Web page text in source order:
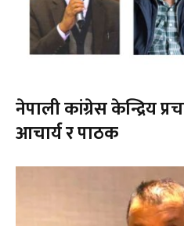
नेपाली कांग्रेस केन्द्रिय
आचार्य र पाठक